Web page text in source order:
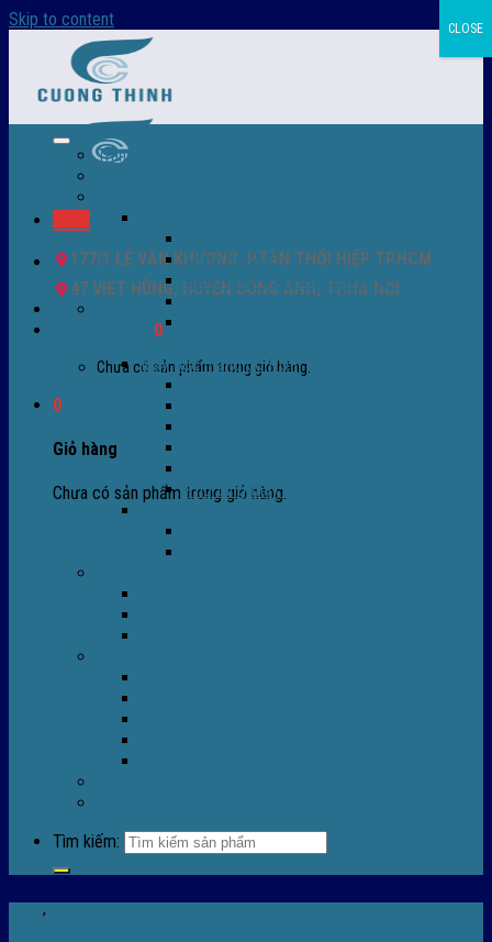
Skip to content
177/1 LÊ VĂN KHƯƠNG, P.TÂN THỚI HIỆP TP.HCM
47 VIỆT HÙNG, HUYỆN ĐÔNG ANH, TP.HÀ NỘI
0932 756 950
0
Chưa có sản phẩm trong giỏ hàng.
0
Giỏ hàng
Chưa có sản phẩm trong giỏ hàng.
Trang chủ – Màng co POF
Màng co PVC
Màng quấn PALLET- màng PE- màng chit
Màng skinpack - skinfilm - hút sát da
Máy bọc màng co POF
Phụ tùng thay thế
Tìm kiếm:
,
CLOSE